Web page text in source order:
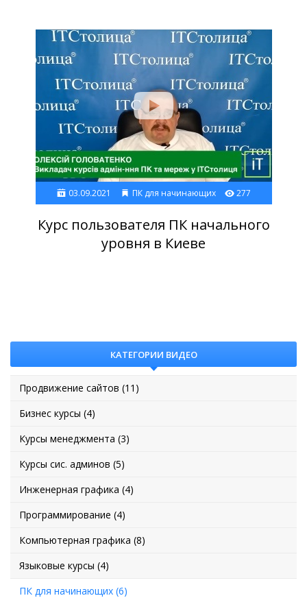
03.09.2021 ПК для начинающих 277
Курс пользователя ПК начального
уровня в Киеве
КАТЕГОРИИ ВИДЕО
Продвижение сайтов (11)
Бизнес курсы (4)
Курсы менеджмента (3)
Курсы сис. админов (5)
Инженерная графика (4)
Программирование (4)
Компьютерная графика (8)
Языковые курсы (4)
ПК для начинающих (6)